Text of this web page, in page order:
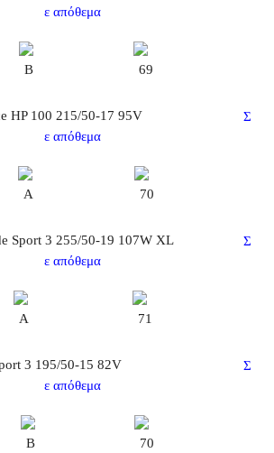
ε απόθεμα
B 69
HP 100 215/50-17 95V
Σ
ε απόθεμα
A 70
Sport 3 255/50-19 107W XL
Σ
ε απόθεμα
A 71
3 195/50-15 82V
Σ
ε απόθεμα
B 70